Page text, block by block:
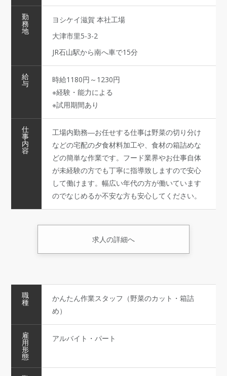
勤
務
地
ヨシケイ滋賀 本社工場
大津市里5-3-2
JR石山駅から南へ車で15分
給
与
時給1180円～1230円
※経験・能力による
※試用期間あり
仕
事
内
容
工場内勤務―お任せする仕事は野菜の切り分け
などの宅配の夕食材料加工や、食材の箱詰めな
どの簡単な作業です。フード業界やお仕事自体
が未経験の方でも丁寧に指導致しますので安心
して働けます。幅広い年代の方が働いています
のでなじめるか不安な方も安心してください。
求人の詳細へ
職
種
かんたん作業スタッフ（野菜のカット・箱詰
め）
雇
用
形
態
アルバイト・パート